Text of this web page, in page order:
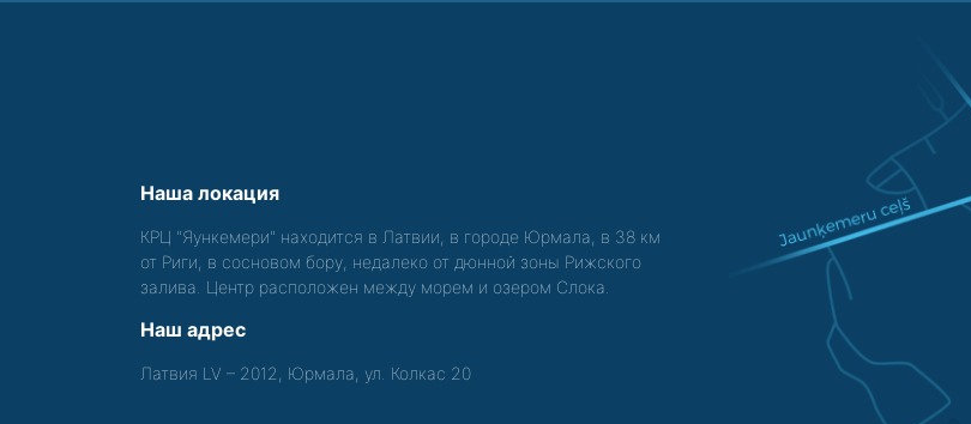
Наша локация
КРЦ "Яункемери" находится в Латвии, в городе Юрмала, в 38 км
от Риги, в сосновом бору, недалеко от дюнной зоны Рижского
залива. Центр расположен между морем и озером Слока.
Наш адрес
Латвия LV – 2012, Юрмала, ул. Колкас 20